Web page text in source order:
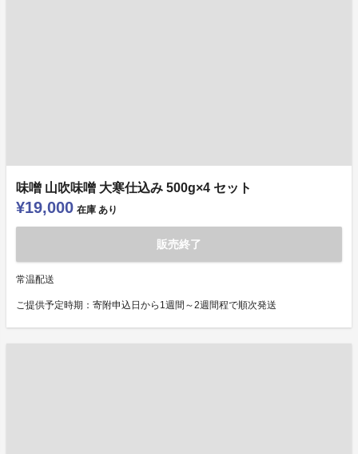
味噌 山吹味噌 大寒仕込み 500g×4 セット
¥19,000 在庫 あり
販売終了
常温配送
ご提供予定時期：寄附申込日から1週間～2週間程で順次発送